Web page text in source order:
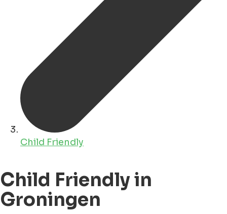
Child Friendly
Child Friendly in
Groningen